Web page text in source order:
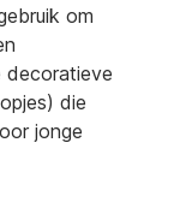
om
decoratieve
die
jonge